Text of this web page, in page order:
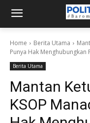
Home Berita Utama
Punya Hak Menghubungkan
Berita Utama
Mantan
KSOP